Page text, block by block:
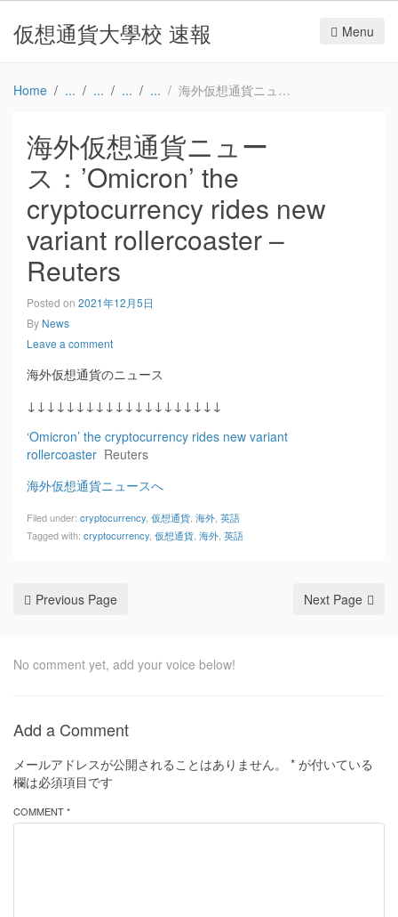
仮想通貨大學校 速報 Menu
Home 海外仮想通貨ニュース：’Omicron’ the cryptocurrency rides new variant rollercoaster – Reuters
海外仮想通貨ニュー
ス：’Omicron’ the
cryptocurrency rides new
variant rollercoaster –
Reuters
Posted on 2021年12月5日
By News
Leave a comment
海外仮想通貨のニュース
↓↓↓↓↓↓↓↓↓↓↓↓↓↓↓↓↓↓↓↓
‘Omicron’ the cryptocurrency rides new variant
rollercoaster Reuters
海外仮想通貨ニュースへ
Filed under: cryptocurrency 仮想通貨 海外 英語
Tagged with: cryptocurrency 仮想通貨 海外 英語
Previous Page Next Page
No comment yet, add your voice below!
Add a Comment
メールアドレスが公開されることはありません。 * が付いている
欄は必須項目です
COMMENT *